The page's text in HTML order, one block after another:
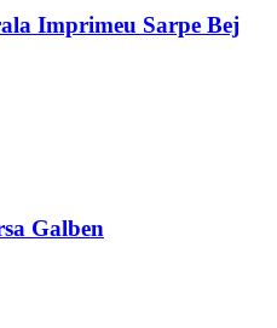
Imprimeu Sarpe Bej
Galben